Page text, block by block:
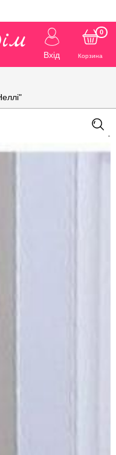
Вхід Корзина
0